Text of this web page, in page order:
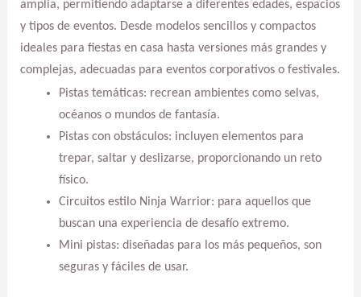
amplia, permitiendo adaptarse a diferentes edades, espacios
y tipos de eventos. Desde modelos sencillos y compactos
ideales para fiestas en casa hasta versiones más grandes y
complejas, adecuadas para eventos corporativos o festivales.
Pistas temáticas: recrean ambientes como selvas,
océanos o mundos de fantasía.
Pistas con obstáculos: incluyen elementos para
trepar, saltar y deslizarse, proporcionando un reto
físico.
Circuitos estilo Ninja Warrior: para aquellos que
buscan una experiencia de desafío extremo.
Mini pistas: diseñadas para los más pequeños, son
seguras y fáciles de usar.